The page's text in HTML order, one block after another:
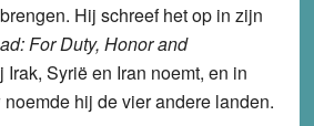
Hij schreef het op in zijn
For Duty, Honor and
Syrië en Iran noemt, en in
hij de vier andere landen.